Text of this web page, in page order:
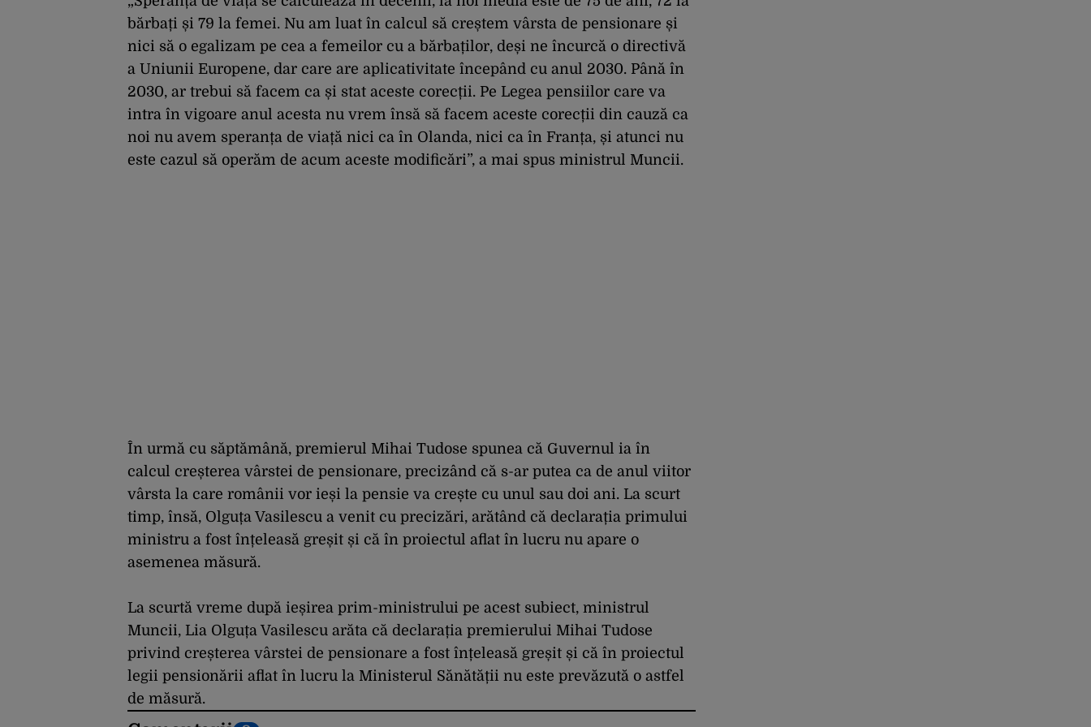
bărbați și 79 la femei. Nu am luat în calcul să creștem vârsta de pensionare și
nici să o egalizam pe cea a femeilor cu a bărbaților, deși ne încurcă o directivă
a Uniunii Europene, dar care are aplicativitate începând cu anul 2030. Până în
2030, ar trebui să facem ca și stat aceste corecții. Pe Legea pensiilor care va
intra în vigoare anul acesta nu vrem însă să facem aceste corecții din cauză ca
noi nu avem speranța de viață nici ca în Olanda, nici ca în Franța, și atunci nu
este cazul să operăm de acum aceste modificări”, a mai spus ministrul Muncii.
În urmă cu săptămână, premierul Mihai Tudose spunea că Guvernul ia în
calcul creșterea vârstei de pensionare, precizând că s-ar putea ca de anul viitor
vârsta la care românii vor ieși la pensie va crește cu unul sau doi ani. La scurt
timp, însă, Olguța Vasilescu a venit cu precizări, arătând că declarația primului
ministru a fost înțeleasă greșit și că în proiectul aflat în lucru nu apare o
asemenea măsură.
La scurtă vreme după ieșirea prim-ministrului pe acest subiect, ministrul
Muncii, Lia Olguța Vasilescu arăta că declarația premierului Mihai Tudose
privind creșterea vârstei de pensionare a fost înțeleasă greșit și că în proiectul
legii pensionării aflat în lucru la Ministerul Sănătății nu este prevăzută o astfel
de măsură.